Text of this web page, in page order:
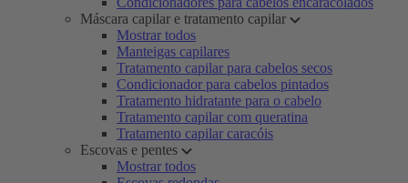
Máscara capilar e tratamento capilar
Mostrar todos
Manteigas capilares
Tratamento capilar para cabelos secos
Condicionador para cabelos pintados
Tratamento hidratante para o cabelo
Tratamento capilar com queratina
Tratamento capilar caracóis
Escovas e pentes
Mostrar todos